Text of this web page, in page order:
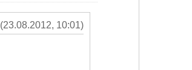
(23.08.2012, 10:01)